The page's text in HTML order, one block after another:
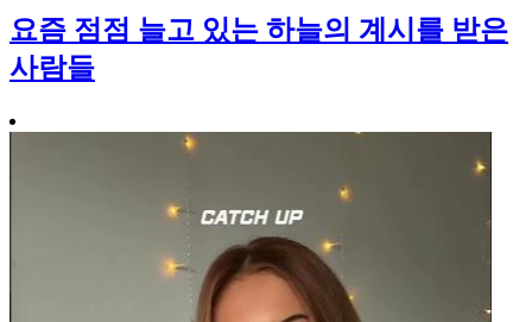
요즘 점점 늘고 있는 하늘의 계시를 받은
사람들